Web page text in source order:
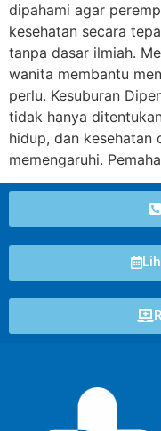
dipahami agar
kesehatan secara
tanpa dasar ilmiah.
wanita membantu
perlu. Kesuburan
tidak hanya
hidup, dan
memengaruhi.